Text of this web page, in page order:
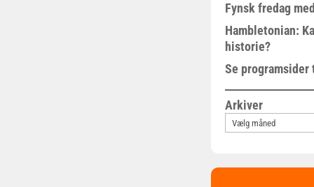
Fynsk fredag
Hambletonian:
historie?
Se
Arkiver